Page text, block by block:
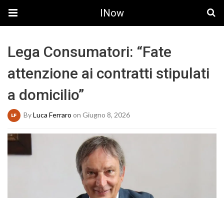
INow
Lega Consumatori: “Fate
attenzione ai contratti stipulati
a domicilio”
ByLuca Ferraro on Giugno 8, 2026